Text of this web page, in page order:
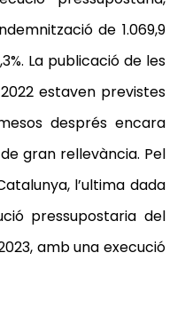
de 1.069,9
La publicació de les
estaven previstes
després encara
gran rellevància. Pel
l’ultima dada
pressupostaria del
amb una execució